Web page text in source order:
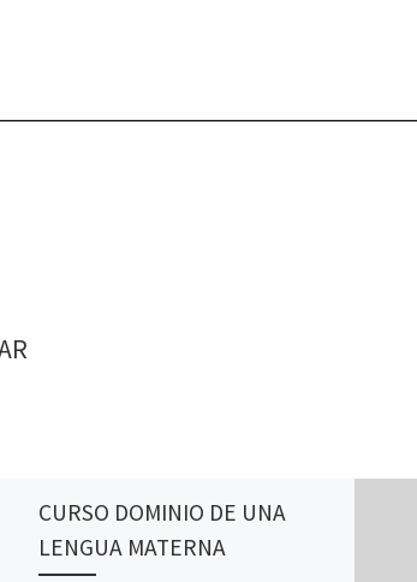
CURSO DOMINIO DE UNA
LENGUA MATERNA